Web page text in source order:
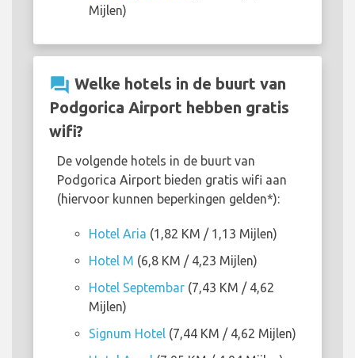
Mijlen)
question_answer Welke hotels in de buurt van
Podgorica Airport hebben gratis
wifi?
De volgende hotels in de buurt van
Podgorica Airport bieden gratis wifi aan
(hiervoor kunnen beperkingen gelden*):
Hotel Aria (1,82 KM / 1,13 Mijlen)
Hotel M (6,8 KM / 4,23 Mijlen)
Hotel Septembar (7,43 KM / 4,62
Mijlen)
Signum Hotel (7,44 KM / 4,62 Mijlen)